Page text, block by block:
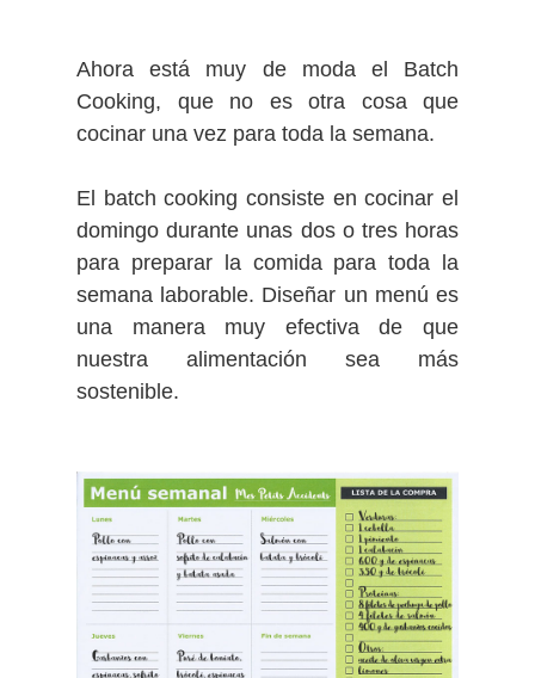
Ahora está muy de moda el Batch
Cooking, que no es otra cosa que
cocinar una vez para toda la semana.
El batch cooking consiste en cocinar el
domingo durante unas dos o tres horas
para preparar la comida para toda la
semana laborable. Diseñar un menú es
una manera muy efectiva de que
nuestra alimentación sea más
sostenible.